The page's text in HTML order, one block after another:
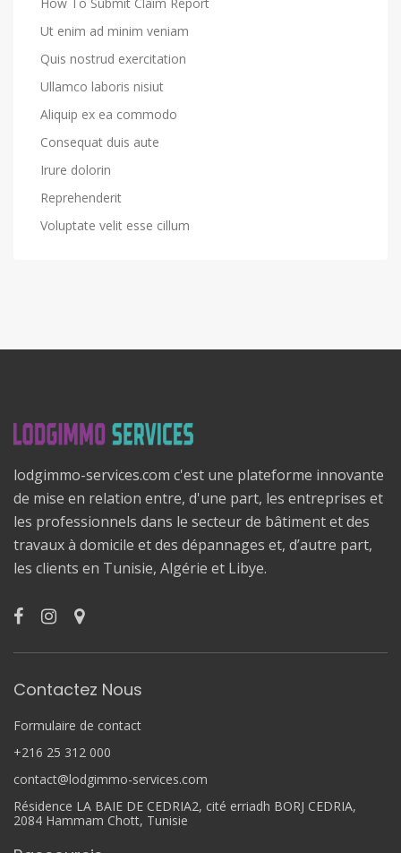
Ut enim ad minim veniam
Quis nostrud exercitation
Ullamco laboris nisiut
Aliquip ex ea commodo
Consequat duis aute
Irure dolorin
Reprehenderit
Voluptate velit esse cillum
lodgimmo-services.com c'est une plateforme innovante
de mise en relation entre, d'une part, les entreprises et
les professionnels dans le secteur de bâtiment et des
travaux à domicile et des dépannages et, d’autre part,
les clients en Tunisie, Algérie et Libye.
Contactez Nous
Formulaire de contact
+216 25 312 000
contact@lodgimmo-services.com
Résidence LA BAIE DE CEDRIA2, cité erriadh BORJ CEDRIA,
2084 Hammam Chott, Tunisie